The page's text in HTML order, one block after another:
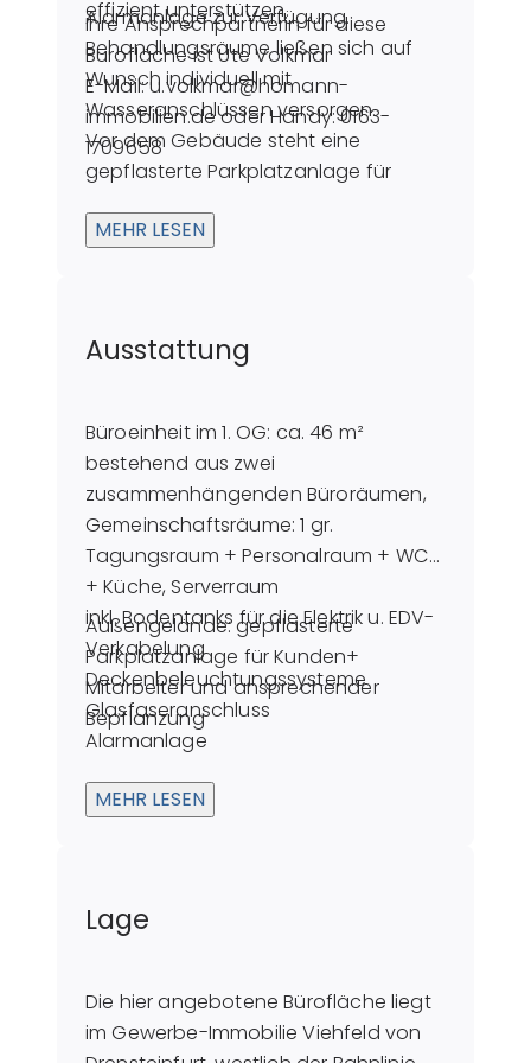
effizient unterstützen.
Alarmanlage zur Verfügung.
Behandlungsräume ließen sich auf
Wunsch individuell mit
Wasseranschlüssen versorgen.
Vor dem Gebäude steht eine
gepflasterte Parkplatzanlage für
Verfügung.
Ihre Ansprechpartnerin für diese
Bürofläche ist Ute Volkmar
E-Mail: u.volkmar@homann-
immobilien.de oder Handy: 0163-
1709658
MEHR LESEN
Ausstattung
Büroeinheit im 1. OG: ca. 46 m²
bestehend aus zwei
zusammenhängenden Büroräumen,
Gemeinschaftsräume: 1 gr.
Tagungsraum + Personalraum + WC
+ Küche, Serverraum
inkl. Bodentanks für die Elektrik u. EDV-
Verkabelung
Deckenbeleuchtungssysteme
Glasfaseranschluss
Alarmanlage
Außengelände: gepflasterte
Parkplatzanlage für Kunden+
Mitarbeiter und ansprechender
Bepflanzung
MEHR LESEN
Lage
Die hier angebotene Bürofläche liegt
im Gewerbe-Immobilie Viehfeld von